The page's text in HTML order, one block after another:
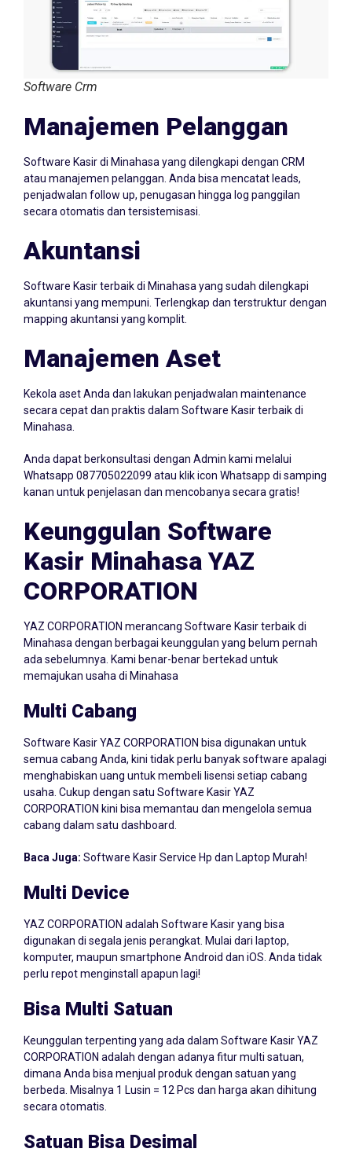
Software Crm
Manajemen Pelanggan
atau manajemen pelanggan. Anda bisa mencatat leads,
penjadwalan follow up, penugasan hingga log panggilan
secara otomatis dan tersistemisasi.
Akuntansi
akuntansi yang mempuni. Terlengkap dan terstruktur dengan
mapping akuntansi yang komplit.
Manajemen Aset
secara cepat dan praktis dalam Software Kasir terbaik di
Minahasa.
Whatsapp087705022099 atau klik icon Whatsapp di samping
kanan untuk penjelasan dan mencobanya secara gratis!
Keunggulan Software
Kasir Minahasa YAZ
CORPORATION
Minahasa dengan berbagai keunggulan yang belum pernah
ada sebelumnya. Kami benar-benar bertekad untuk
memajukan usaha di Minahasa
semua cabang Anda, kini tidak perlu banyak software apalagi
menghabiskan uang untuk membeli lisensi setiap cabang
usaha. Cukup dengan satu Software Kasir YAZ
CORPORATION kini bisa memantau dan mengelola semua
cabang dalam satu dashboard.
digunakan di segala jenis perangkat. Mulai dari laptop,
komputer, maupun smartphone Android dan iOS. Anda tidak
perlu repot menginstall apapun lagi!
CORPORATION adalah dengan adanya fitur multi satuan,
dimana Anda bisa menjual produk dengan satuan yang
berbeda. Misalnya 1 Lusin = 12 Pcs dan harga akan dihitung
secara otomatis.